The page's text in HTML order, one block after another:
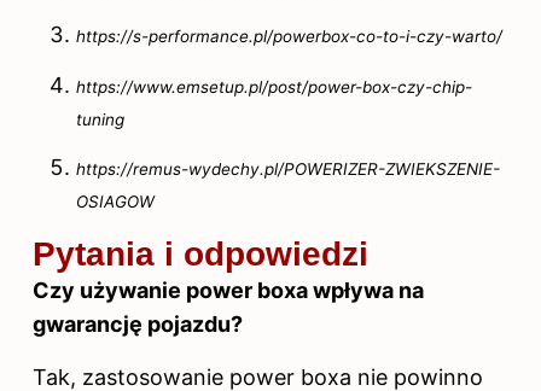
https://s-performance.pl/powerbox-co-to-i-czy-warto/
https://www.emsetup.pl/post/power-box-czy-chip-
tuning
https://remus-wydechy.pl/POWERIZER-ZWIEKSZENIE-
OSIAGOW
Pytania i odpowiedzi
Czy używanie power boxa wpływa na
gwarancję pojazdu?
Tak, zastosowanie power boxa nie powinno